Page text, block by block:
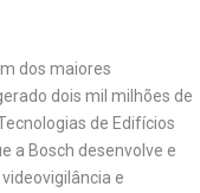
dos maiores
dois mil milhões de
de Edifícios
a Bosch desenvolve e
e